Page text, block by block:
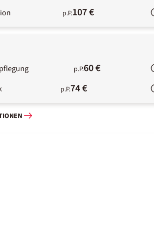
p.P.107 €
p.P.60 €
p.P.74 €